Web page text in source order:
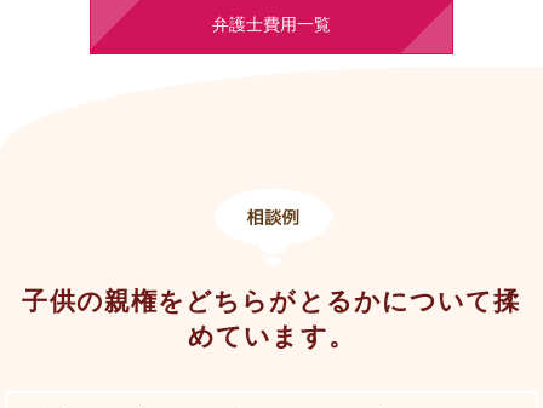
弁護士費用一覧
子供の親権をどちらがとるかについて揉
めています。